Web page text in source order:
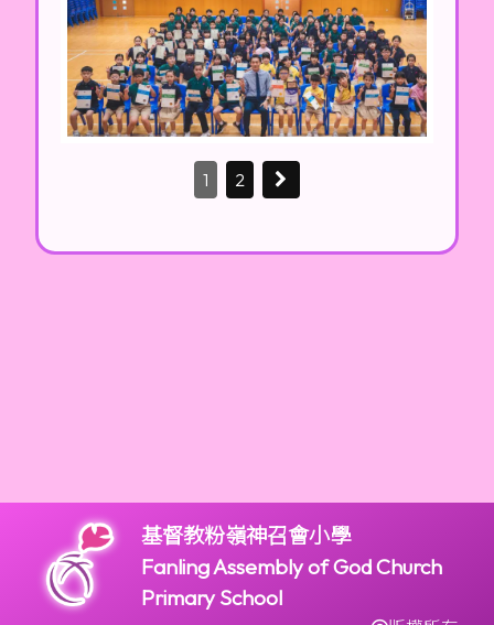
1 2
基督教粉嶺神召會小學
Fanling Assembly of God Church
Primary School